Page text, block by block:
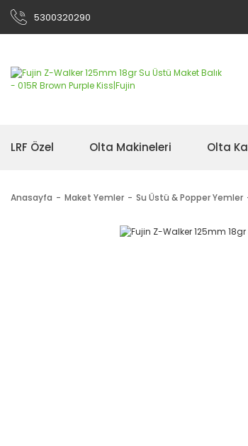
5300320290
LRF Özel Olta Makineleri Olta
Anasayfa Maket Yemler Su Üstü & Popper Yemler